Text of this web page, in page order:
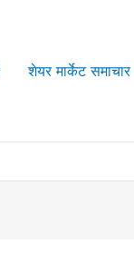
शेयर मार्केट समाचार